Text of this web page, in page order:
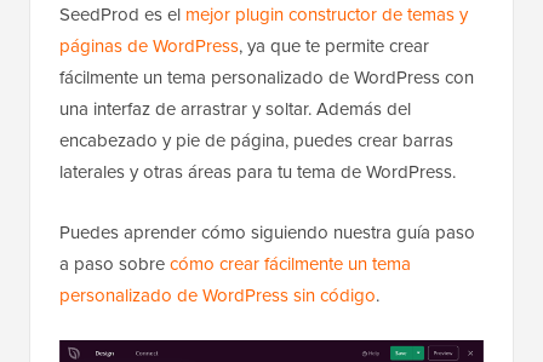
SeedProd es el mejor plugin constructor de temas y
páginas de WordPress, ya que te permite crear
fácilmente un tema personalizado de WordPress con
una interfaz de arrastrar y soltar. Además del
encabezado y pie de página, puedes crear barras
laterales y otras áreas para tu tema de WordPress.
Puedes aprender cómo siguiendo nuestra guía paso
a paso sobrecómo crear fácilmente un tema
personalizado de WordPress sin código.